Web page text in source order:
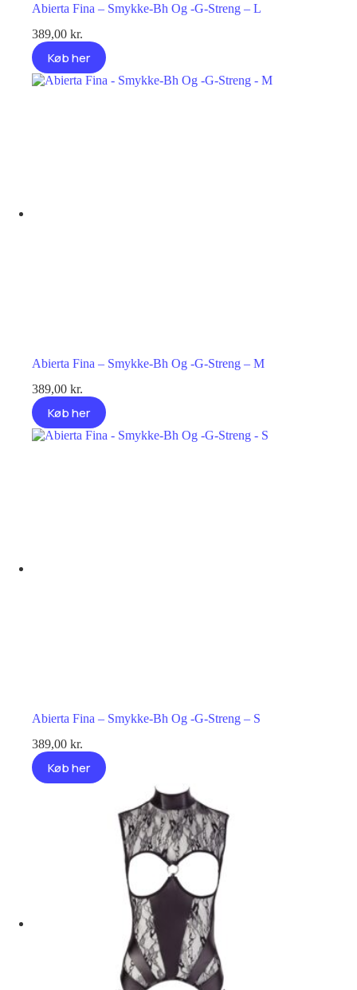
Abierta Fina – Smykke-Bh Og -G-Streng – L
389,00 kr.
Køb her
Abierta Fina – Smykke-Bh Og -G-Streng – M
389,00 kr.
Køb her
Abierta Fina – Smykke-Bh Og -G-Streng – S
389,00 kr.
Køb her